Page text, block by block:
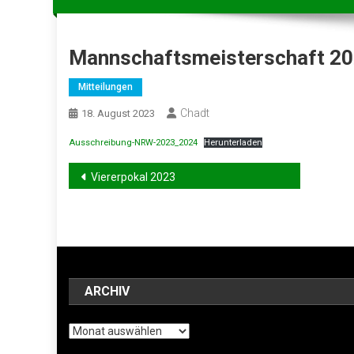
Mannschaftsmeisterschaft
Mitteilungen
18. August 2023 Chadt
Ausschreibung-NRW-2023_2024 Herunterladen
Beitragsnavigation
Viererpokal 2023
ARCHIV
Archiv